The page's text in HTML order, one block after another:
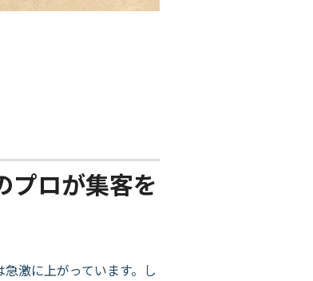
プロが集客を
激に上がっています。し